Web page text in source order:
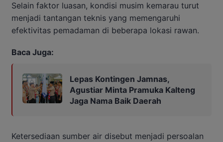
Selain faktor luasan, kondisi musim kemarau turut
menjadi tantangan teknis yang memengaruhi
efektivitas pemadaman di beberapa lokasi rawan.
Baca Juga:
Lepas Kontingen Jamnas,
Agustiar Minta Pramuka Kalteng
Jaga Nama Baik Daerah
Ketersediaan sumber air disebut menjadi persoalan